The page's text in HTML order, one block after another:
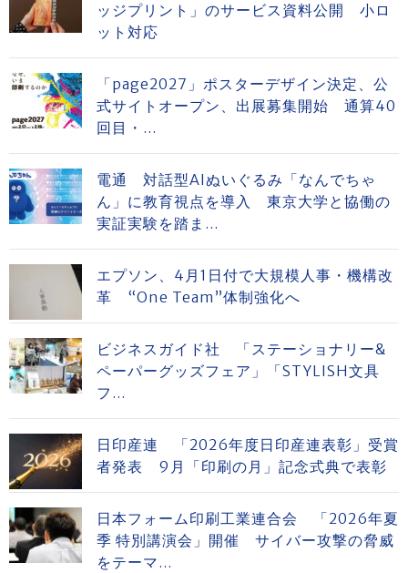
ッジプリント」のサービス資料公開 小ロ
ット対応
「page2027」ポスターデザイン決定、公
式サイトオープン、出展募集開始 通算40
回目・...
電通 対話型AIぬいぐるみ「なんでちゃ
ん」に教育視点を導入 東京大学と協働の
実証実験を踏ま...
エプソン、4月1日付で大規模人事・機構改
革 “One Team”体制強化へ
ビジネスガイド社 「ステーショナリー&
ペーパーグッズフェア」「STYLISH文具
フ...
日印産連 「2026年度日印産連表彰」受賞
者発表 9月「印刷の月」記念式典で表彰
日本フォーム印刷工業連合会 「2026年夏
季 特別講演会」開催 サイバー攻撃の脅威
をテーマ...